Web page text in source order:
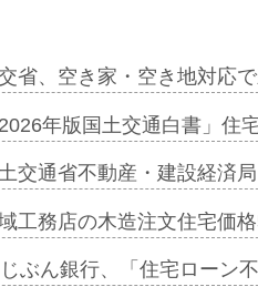
サー契約…
起用…
ミーレキ…
も城南エ…
合型の賃…
省、空き家・空き地対応
年版国土交通白書」住
交通省不動産・建設経済
工務店の木造注文住宅価
ぶん銀行、「住宅ローン